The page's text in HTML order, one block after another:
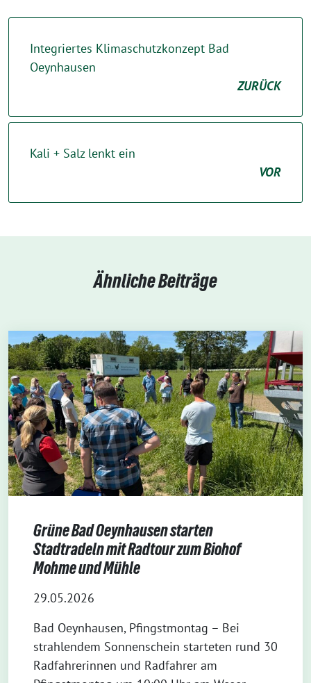
Integriertes Klimaschutzkonzept Bad
Oeynhausen
ZURÜCK
Kali + Salz lenkt ein
VOR
Ähnliche Beiträge
Grüne Bad Oeynhausen starten
Stadtradeln mit Radtour zum Biohof
Mohme und Mühle
29.05.2026
Bad Oeynhausen, Pfingstmontag – Bei
strahlendem Sonnenschein starteten rund 30
Radfahrerinnen und Radfahrer am